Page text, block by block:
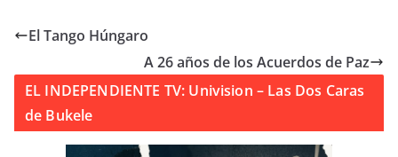
El Tango Húngaro
A 26 años de los Acuerdos de Paz
EL INDEPENDIENTE TV: Univision – Las Dos Caras
de Bukele